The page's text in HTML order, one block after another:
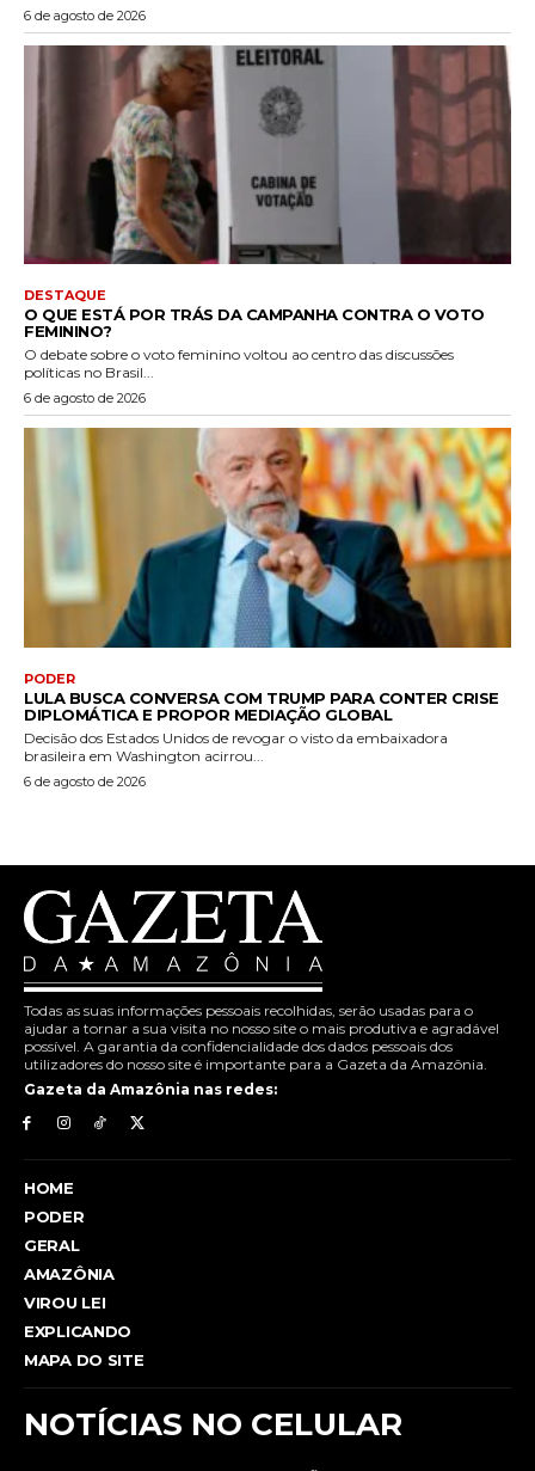
6 de agosto de 2026
DESTAQUE
O QUE ESTÁ POR TRÁS DA CAMPANHA CONTRA O VOTO
FEMININO?
O debate sobre o voto feminino voltou ao centro das discussões
políticas no Brasil...
6 de agosto de 2026
PODER
LULA BUSCA CONVERSA COM TRUMP PARA CONTER CRISE
DIPLOMÁTICA E PROPOR MEDIAÇÃO GLOBAL
Decisão dos Estados Unidos de revogar o visto da embaixadora
brasileira em Washington acirrou...
6 de agosto de 2026
Todas as suas informações pessoais recolhidas, serão usadas para o
ajudar a tornar a sua visita no nosso site o mais produtiva e agradável
possível. A garantia da confidencialidade dos dados pessoais dos
utilizadores do nosso site é importante para a Gazeta da Amazônia.
Gazeta da Amazônia nas redes:
HOME
PODER
GERAL
AMAZÔNIA
VIROU LEI
EXPLICANDO
MAPA DO SITE
NOTÍCIAS NO CELULAR